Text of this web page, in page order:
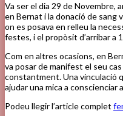
Va ser el dia 29 de Novembre,
en Bernat i la donació de sang
on es posava en relleu la
festes, i el propòsit d’arribar a
Com en altres ocasions, en
va posar de manifest el seu
constantment. Una vinculació
ajudar una mica a conscienciar
Podeu llegir l’article complet